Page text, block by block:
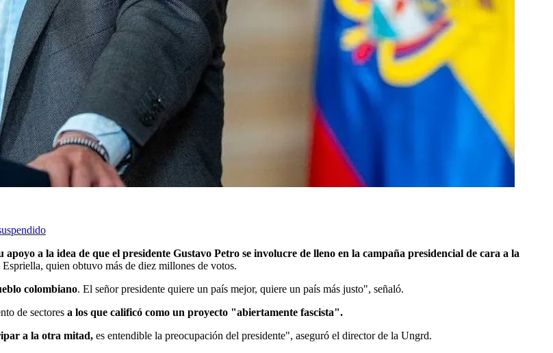
apoyo a la idea de que el presidente Gustavo Petro se involucre de lleno en la campaña presidencial de cara a la
quien obtuvo más de diez millones de votos.
colombiano. El señor presidente quiere un país mejor, quiere un país más justo", señaló.
de sectores a los que calificó como un proyecto "abiertamente fascista".
a la otra mitad, es entendible la preocupación del presidente", aseguró el director de la Ungrd.